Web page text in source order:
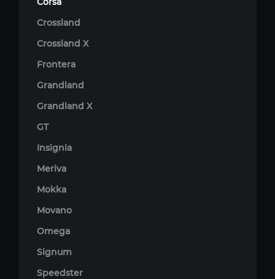
Crossland
Crossland X
Frontera
Grandland
Grandland X
GT
Insignia
Meriva
Mokka
Movano
Omega
Signum
Speedster